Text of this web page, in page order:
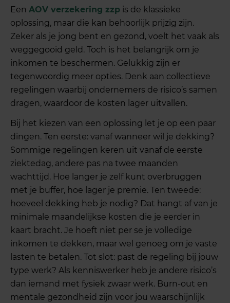
EenAOV verzekering zzp is de klassieke
oplossing, maar die kan behoorlijk prijzig zijn.
Zeker als je jong bent en gezond, voelt het vaak als
weggegooid geld. Toch is het belangrijk om je
inkomen te beschermen. Gelukkig zijn er
tegenwoordig meer opties. Denk aan collectieve
regelingen waarbij ondernemers de risico’s samen
dragen, waardoor de kosten lager uitvallen.
Bij het kiezen van een oplossing let je op een paar
dingen. Ten eerste: vanaf wanneer wil je dekking?
Sommige regelingen keren uit vanaf de eerste
ziektedag, andere pas na twee maanden
wachttijd. Hoe langer je zelf kunt overbruggen
met je buffer, hoe lager je premie. Ten tweede:
hoeveel dekking heb je nodig? Dat hangt af van je
minimale maandelijkse kosten die je eerder in
kaart bracht. Je hoeft niet per se je volledige
inkomen te dekken, maar wel genoeg om je vaste
lasten te betalen. Tot slot: past de regeling bij jouw
type werk? Als kenniswerker heb je andere risico’s
dan iemand met fysiek zwaar werk. Burn-out en
mentale gezondheid zijn voor jou waarschijnlijk